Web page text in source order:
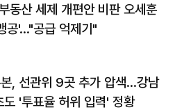
동산 세제 개편안 비판 오세훈
공'…"공급 억제기"
, 선관위 9곳 추가 압색…강남
도 '투표율 허위 입력' 정황